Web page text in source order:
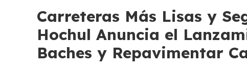
Carreteras Más Lisas y
Hochul Anuncia el
Baches y Repavimentar